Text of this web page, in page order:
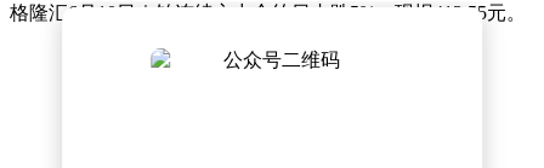
格隆汇6月10日｜铂连续主力合约日内跌5%，现报413.55元。